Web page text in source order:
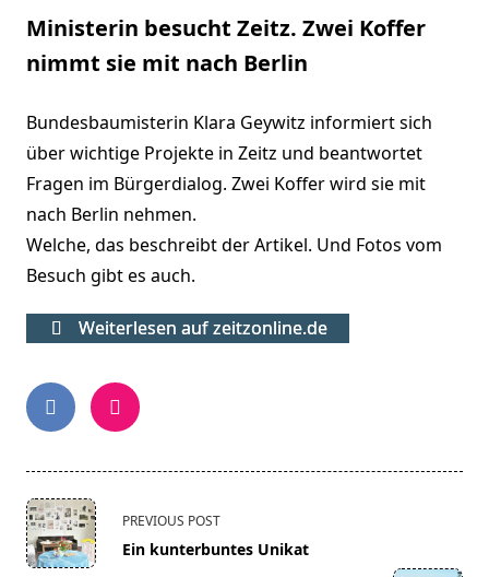
Ministerin besucht Zeitz. Zwei Koffer
nimmt sie mit nach Berlin
Bundesbaumisterin Klara Geywitz informiert sich
über wichtige Projekte in Zeitz und beantwortet
Fragen im Bürgerdialog. Zwei Koffer wird sie mit
nach Berlin nehmen.
Welche, das beschreibt der Artikel. Und Fotos vom
Besuch gibt es auch.
Weiterlesen auf zeitzonline.de
<span
class="nav-
subtitle
PREVIOUS POST
Ein kunterbuntes Unikat